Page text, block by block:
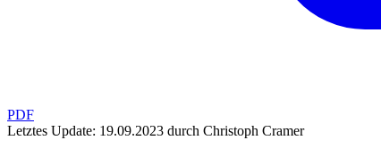
PDF
Letztes Update: 19.09.2023 durch Christoph Cramer